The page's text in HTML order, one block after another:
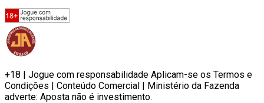
+18 | Jogue com responsabilidade Aplicam-se os Termos e
Condições | Conteúdo Comercial | Ministério da Fazenda
adverte: Aposta não é investimento.